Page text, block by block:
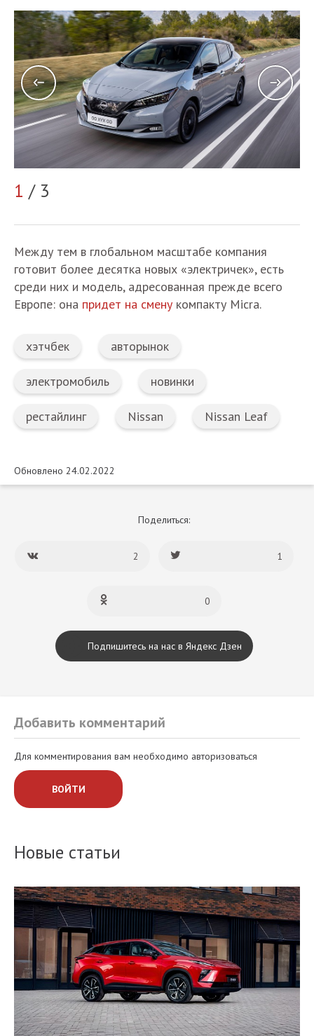
1 / 3
Между тем в глобальном масштабе компания
готовит более десятка новых «электричек», есть
среди них и модель, адресованная прежде всего
Европе: она придет на смену компакту Micra.
хэтчбек авторынок
электромобиль новинки
рестайлинг Nissan Nissan Leaf
Обновлено 24.02.2022
Поделиться:
2 1
0
Подпишитесь на нас в Яндекс Дзен
Добавить комментарий
Для комментирования вам необходимо авторизоваться
ВОЙТИ
Новые статьи